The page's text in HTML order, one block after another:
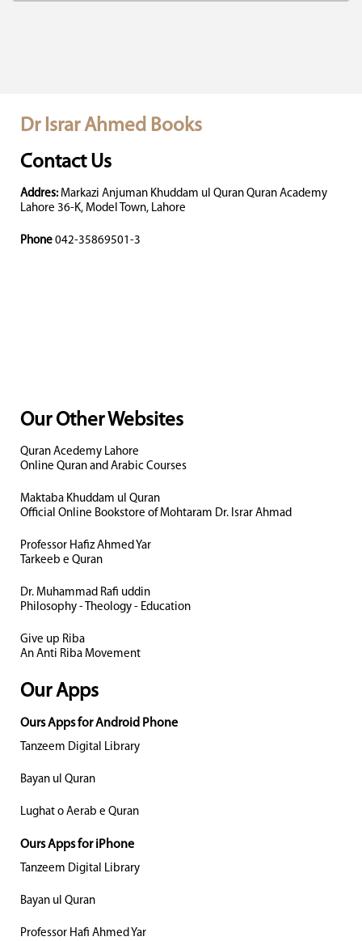
Dr Israr Ahmed Books
Contact Us
Addres: Markazi Anjuman Khuddam ul Quran Quran Academy
Lahore 36-K, Model Town, Lahore
Phone 042-35869501-3
Our Other Websites
Quran Acedemy Lahore
Online Quran and Arabic Courses
Maktaba Khuddam ul Quran
Official Online Bookstore of Mohtaram Dr. Israr Ahmad
Professor Hafiz Ahmed Yar
Tarkeeb e Quran
Dr. Muhammad Rafi uddin
Philosophy - Theology - Education
Give up Riba
An Anti Riba Movement
Our Apps
Ours Apps for Android Phone
Tanzeem Digital Library
Bayan ul Quran
Lughat o Aerab e Quran
Ours Apps for iPhone
Tanzeem Digital Library
Bayan ul Quran
Professor Hafi Ahmed Yar